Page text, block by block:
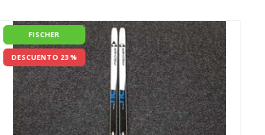
FISCHER
DESCUENTO 23 %